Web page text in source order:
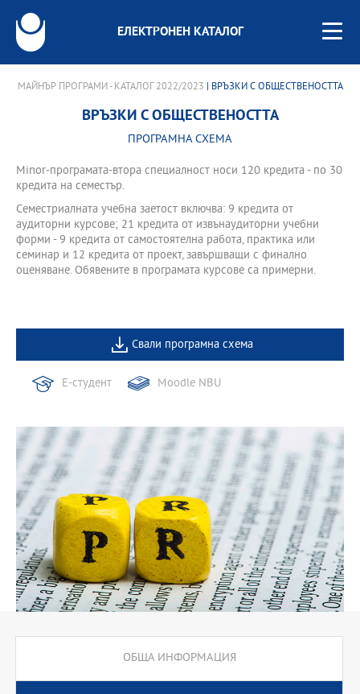
ЕЛЕКТРОНЕН КАТАЛОГ
МАЙНЪР ПРОГРАМИ - КАТАЛОГ 2022/2023 | ВРЪЗКИ С ОБЩЕСТВЕНОСТТА
ВРЪЗКИ С ОБЩЕСТВЕНОСТТА
ПРОГРАМНА СХЕМА
Minor-програмата-втора специалност носи 120 кредита - по 30
кредита на семестър.
Семестриалната учебна заетост включва: 9 кредита от
аудиторни курсове; 21 кредита от извънаудиторни учебни
форми - 9 кредита от самостоятелна работа, практика или
семинар и 12 кредита от проект, завършващи с финално
оценяване. Обявените в програмата курсове са примерни.
Свали програмна схема
Е-студент Moodle NBU
ОБЩА ИНФОРМАЦИЯ